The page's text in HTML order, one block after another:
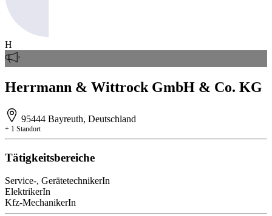
H
Herrmann & Wittrock GmbH & Co. KG
95444 Bayreuth, Deutschland
+ 1 Standort
Tätigkeitsbereiche
Service-, GerätetechnikerIn
ElektrikerIn
Kfz-MechanikerIn